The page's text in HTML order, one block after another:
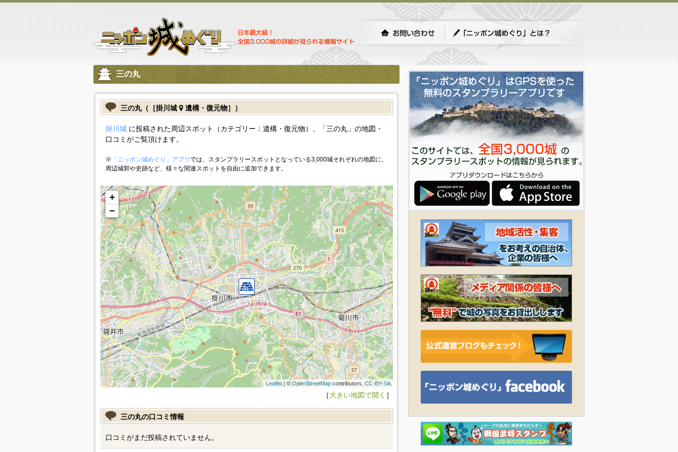
三の丸
三の丸（［掛川城 遺構・復元物］）
掛川城に投稿された周辺スポット（カテゴリー：遺構・復元物）、「三の丸」の地図・
口コミがご覧頂けます。
※ 「ニッポン城めぐり」アプリ では、スタンプラリースポットとなっている3,000城それぞれの地図に、
周辺城郭や史跡など、様々な関連スポットを自由に追加できます。
+
−
Leaflet| © OpenStreetMapcontributors, CC-BY-SA
［大きい地図で開く ］
三の丸の口コミ情報
口コミがまだ投稿されていません。